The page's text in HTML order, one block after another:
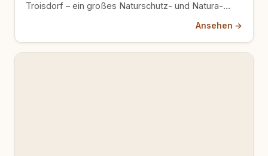
Troisdorf – ein großes Naturschutz- und Natura-
Ansehen →